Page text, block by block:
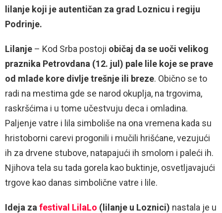
lilanje koji je autentičan za grad Loznicu i regiju
Podrinje.
Lilanje – Kod Srba postoji običaj da se uoči velikog
praznika Petrovdana (12. jul) pale lile koje se prave
od mlade kore divlje trešnje ili breze. Obično se to
radi na mestima gde se narod okuplja, na trgovima,
raskršćima i u tome učestvuju deca i omladina.
Paljenje vatre i lila simboliše na ona vremena kada su
hristoborni carevi progonili i mučili hrišćane, vezujući
ih za drvene stubove, natapajući ih smolom i paleći ih.
Njihova tela su tada gorela kao buktinje, osvetljavajući
trgove kao danas simbolične vatre i lile.
Ideja za festival LilaLo (lilanje u Loznici) nastala je u